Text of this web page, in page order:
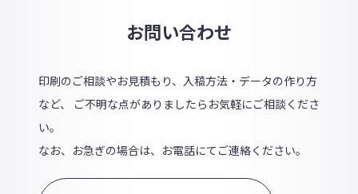
お問い合わせ
印刷のご相談やお見積もり、入稿方法・データの作り方
など、 ご不明な点がありましたらお気軽にご相談くださ
い。
なお、お急ぎの場合は、お電話にてご連絡ください。